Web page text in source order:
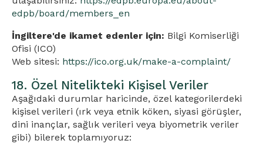
edpb/board/members_en
İngiltere'de ikamet edenler için: Bilgi Komiserliği
Ofisi (ICO)
Web sitesi: https://ico.org.uk/make-a-complaint/
18. Özel Nitelikteki Kişisel Veriler
Aşağıdaki durumlar haricinde, özel kategorilerdeki
kişisel verileri (ırk veya etnik köken, siyasi görüşler,
dini inançlar, sağlık verileri veya biyometrik veriler
gibi) bilerek toplamıyoruz: